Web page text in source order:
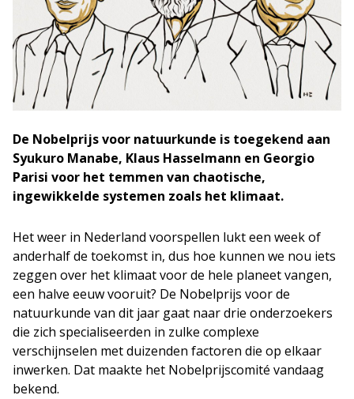
De Nobelprijs voor natuurkunde is toegekend aan
Syukuro Manabe, Klaus Hasselmann en Georgio
Parisi voor het temmen van chaotische,
ingewikkelde systemen zoals het klimaat.
Het weer in Nederland voorspellen lukt een week of
anderhalf de toekomst in, dus hoe kunnen we nou iets
zeggen over het klimaat voor de hele planeet vangen,
een halve eeuw vooruit? De Nobelprijs voor de
natuurkunde van dit jaar gaat naar drie onderzoekers
die zich specialiseerden in zulke complexe
verschijnselen met duizenden factoren die op elkaar
inwerken. Dat maakte het Nobelprijscomité vandaag
bekend.